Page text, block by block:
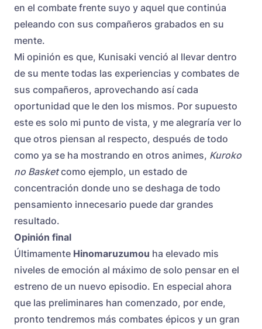
en el combate frente suyo y aquel que continúa
peleando con sus compañeros grabados en su
mente.
Mi opinión es que, Kunisaki venció al llevar dentro
de su mente todas las experiencias y combates de
sus compañeros, aprovechando así cada
oportunidad que le den los mismos. Por supuesto
este es solo mi punto de vista, y me alegraría ver lo
que otros piensan al respecto, después de todo
como ya se ha mostrando en otros animes, Kuroko
no Basketcomo ejemplo, un estado de
concentración donde uno se deshaga de todo
pensamiento innecesario puede dar grandes
resultado.
Opinión final
Últimamente Hinomaruzumou ha elevado mis
niveles de emoción al máximo de solo pensar en el
estreno de un nuevo episodio. En especial ahora
que las preliminares han comenzado, por ende,
pronto tendremos más combates épicos y un gran